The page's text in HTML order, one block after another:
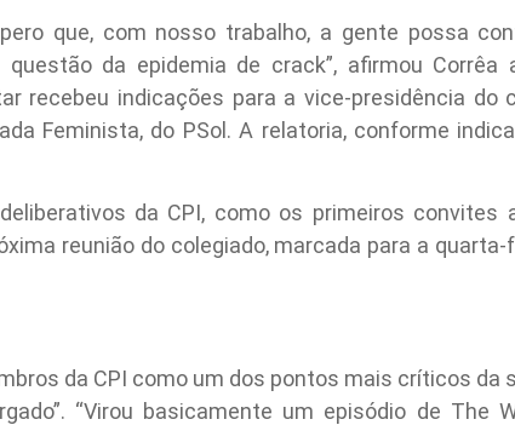
que, com nosso trabalho, a gente possa
da epidemia de crack”, afirmou Corrêa
recebeu indicações para a vice-presidência do
Feminista, do PSol. A relatoria, conforme
da CPI, como os primeiros convites
reunião do colegiado, marcada para a quarta-
da CPI como um dos pontos mais críticos da
“Virou basicamente um episódio de The